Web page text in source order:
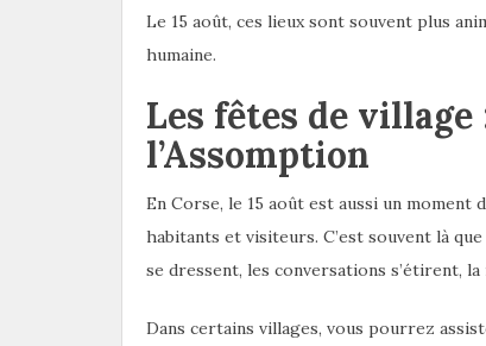
Le 15 août, ces lieux sont souvent plus
humaine.
Les fêtes de village
l’Assomption
En Corse, le 15 août est aussi un
habitants et visiteurs. C’est souvent là
se dressent, les conversations s’étirent,
Dans certains villages, vous pourrez